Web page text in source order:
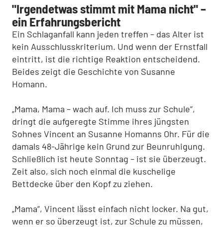
"Irgendetwas stimmt mit Mama nicht" –
ein Erfahrungsbericht
Ein Schlaganfall kann jeden treffen – das Alter ist
kein Ausschlusskriterium. Und wenn der Ernstfall
eintritt, ist die richtige Reaktion entscheidend.
Beides zeigt die Geschichte von Susanne
Homann.
„Mama, Mama – wach auf. Ich muss zur Schule“,
dringt die aufgeregte Stimme ihres jüngsten
Sohnes Vincent an Susanne Homanns Ohr. Für die
damals 48-Jährige kein Grund zur Beunruhigung.
Schließlich ist heute Sonntag – ist sie überzeugt.
Zeit also, sich noch einmal die kuschelige
Bettdecke über den Kopf zu ziehen.
„Mama“, Vincent lässt einfach nicht locker. Na gut,
wenn er so überzeugt ist, zur Schule zu müssen,